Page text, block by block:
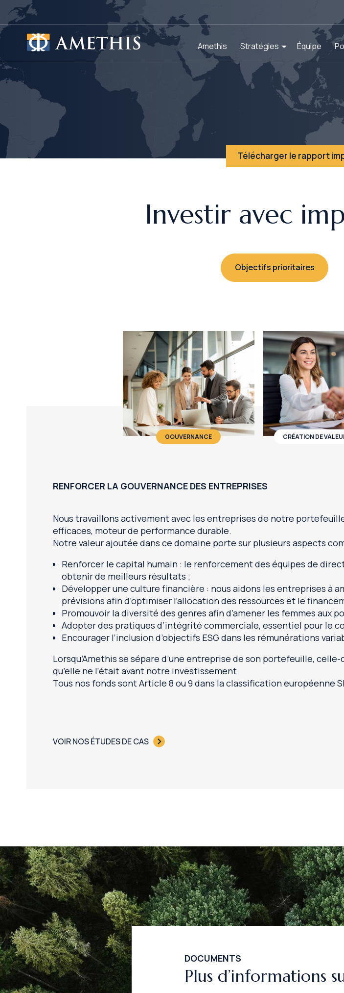
Amethis Stratégies Équipe
Télécharger le rapport
Investir avec
Objectifs prioritaires
GOUVERNANCE CRÉATION DE
RENFORCER LA GOUVERNANCE DES ENTREPRISES
Nous travaillons activement avec les entreprises de notre
efficaces, moteur de performance durable.
Notre valeur ajoutée dans ce domaine porte sur plusieurs aspects
Renforcer le capital humain : le renforcement des équipes de
obtenir de meilleurs résultats ;
Développer une culture financière : nous aidons les entreprises à
prévisions afin d’optimiser l’allocation des ressources et le
Promouvoir la diversité des genres afin d’amener les femmes aux
Adopter des pratiques d’intégrité commerciale, essentiel pour le
Encourager l’inclusion d’objectifs ESG dans les rémunérations
Lorsqu’Amethis se sépare d’une entreprise de son portefeuille,
qu’elle ne l’était avant notre investissement.
Tous nos fonds sont Article 8 ou 9 dans la classification européenne
VOIR NOS ÉTUDES DE CAS
DOCUMENTS
Plus d’informations
Panneau de gestion des cookies